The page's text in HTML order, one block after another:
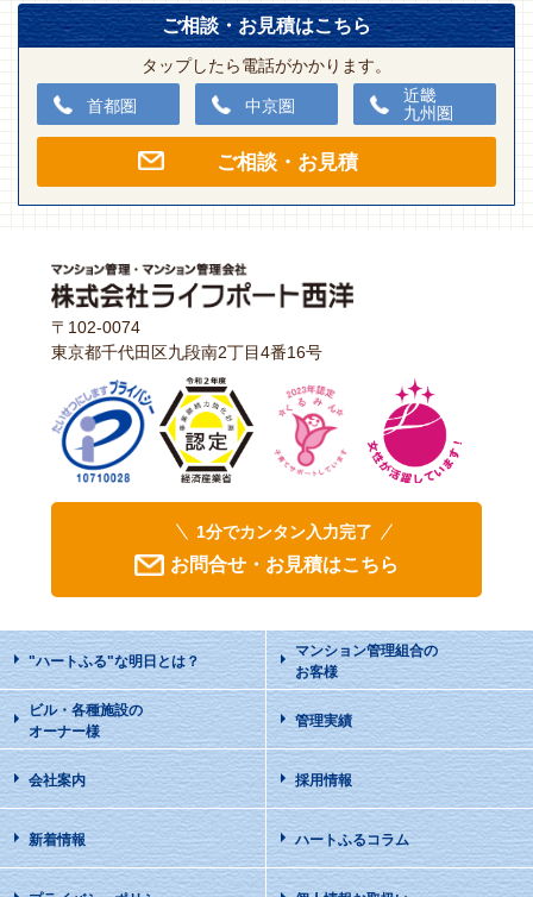
ご相談・お見積はこちら
タップしたら電話がかかります。
首都圏 中京圏
近畿
九州圏
ご相談・お見積
〒102-0074
東京都千代田区九段南2丁目4番16号
1分でカンタン入力完了
お問合せ・お見積はこちら
"ハートふる"な明日とは？
マンション管理組合の
お客様
ビル・各種施設の
オーナー様
管理実績
会社案内 採用情報
新着情報 ハートふるコラム